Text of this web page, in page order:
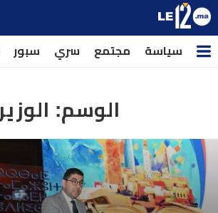
سياسة مجتمع سري سبور
الوسم: الوزير